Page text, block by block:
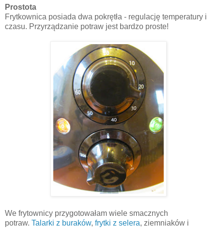
Prostota
Frytkownica posiada dwa pokrętła - regulację temperatury i
czasu. Przyrządzanie potraw jest bardzo proste!
We frytownicy przygotowałam wiele smacznych
potraw. Talarki z buraków, frytki z selera, ziemniaków i